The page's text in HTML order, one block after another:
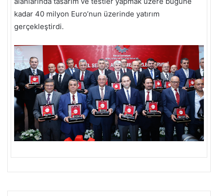
kadar 40 milyon Euro’nun üzerinde yatırım
gerçekleştirdi.